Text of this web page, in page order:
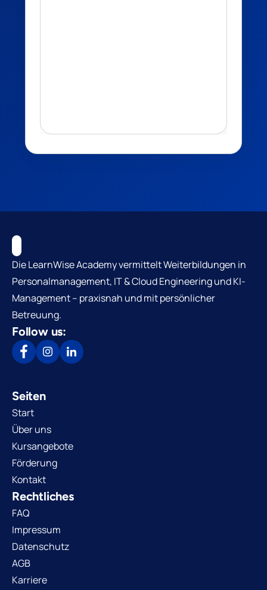
Die LearnWise Academy vermittelt Weiterbildungen in
Personalmanagement, IT & Cloud Engineering und KI-
Management – praxisnah und mit persönlicher
Betreuung.
Follow us:
Seiten
Start
Über uns
Kursangebote
Förderung
Kontakt
Rechtliches
FAQ
Impressum
Datenschutz
AGB
Karriere